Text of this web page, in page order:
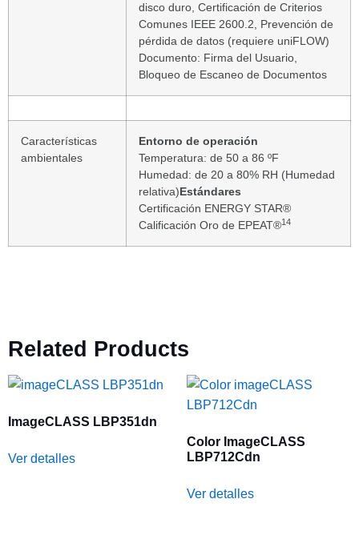
disco duro, Certificación de Criterios
Comunes IEEE 2600.2, Prevención de
pérdida de datos (requiere uniFLOW)
Documento: Firma del Usuario,
Bloqueo de Escaneo de Documentos
Características
ambientales
Entorno de operación
Temperatura: de 50 a 86 ºF
Humedad: de 20 a 80% RH (Humedad
relativa)Estándares
Certificación ENERGY STAR®
Calificación Oro de EPEAT®14
Related Products
ImageCLASS LBP351dn
Ver detalles
Color ImageCLASS
LBP712Cdn
Ver detalles